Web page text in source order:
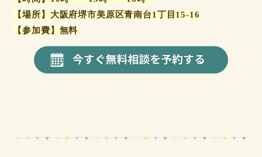
【場所】大阪府堺市美原区青南台1丁目15-16
【参加費】無料